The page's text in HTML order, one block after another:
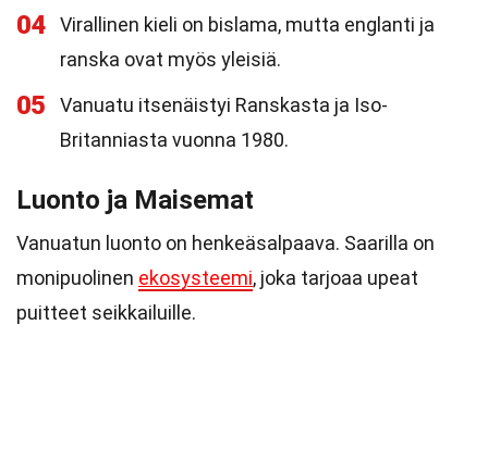
04
Virallinen kieli on bislama, mutta englanti ja
ranska ovat myös yleisiä.
05
Vanuatu itsenäistyi Ranskasta ja Iso-
Britanniasta vuonna 1980.
Luonto ja Maisemat
Vanuatun luonto on henkeäsalpaava. Saarilla on
monipuolinen ekosysteemi, joka tarjoaa upeat
puitteet seikkailuille.